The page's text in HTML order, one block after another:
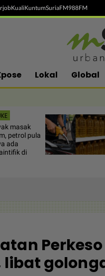
KualiKuntumSuriaFM988FM
Lokal Global
masak
petrol pula
ada
di